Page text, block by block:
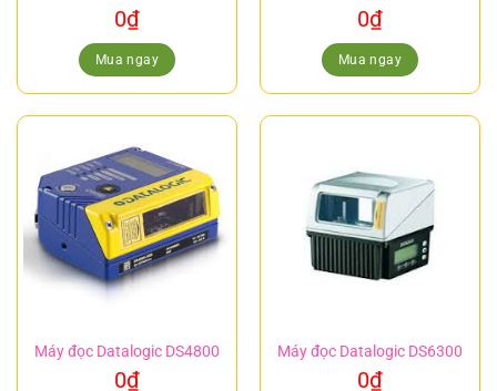
0₫
Mua ngay
0₫
Mua ngay
Máy đọc Datalogic DS4800
0₫
Máy đọc Datalogic DS6300
0₫